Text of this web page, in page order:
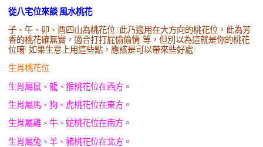
從八宅位來談 風水桃花
子、午、卯、酉四山為桃花位 (此乃適用在大方向的桃花位，此為芳
香的桃花確無實，適合打打屁偷偷情…等，但別以為這就是你的桃花
位唷! 如果生意上用這些點，應該是可以帶來些好處)
生肖桃花位
生肖屬鼠、龍、猴桃花位在西方。
生肖屬馬、狗、虎桃花位在東方。
生肖屬雞、牛、蛇桃花位在南方。
生肖屬兔、羊、豬桃花位在北方。